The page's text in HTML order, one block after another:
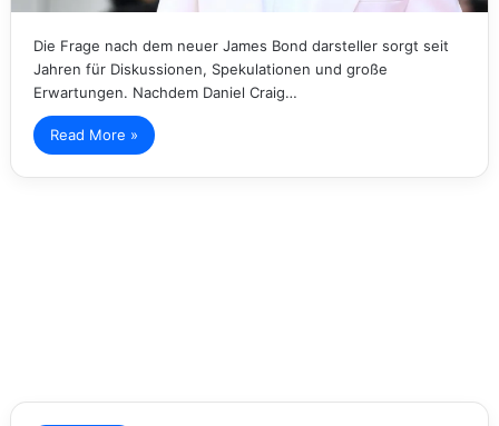
Die Frage nach dem neuer James Bond darsteller sorgt seit
Jahren für Diskussionen, Spekulationen und große
Erwartungen. Nachdem Daniel Craig…
Read More »